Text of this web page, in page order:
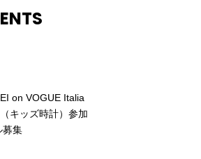
on VOGUE Italia
キッズ時計）参加
募集